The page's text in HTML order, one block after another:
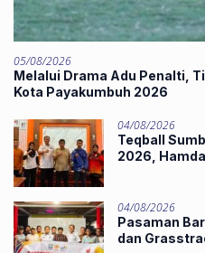
05/08/2026
Melalui Drama Adu Penalti,
Kota Payakumbuh 2026
04/08/2026
Teqball
2026,
04/08/2026
Pasaman
dan